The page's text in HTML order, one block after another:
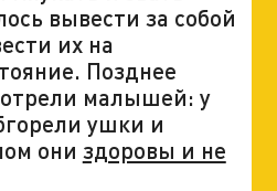
вывести за собой
их на
Позднее
малышей: у
ушки и
они здоровы и не